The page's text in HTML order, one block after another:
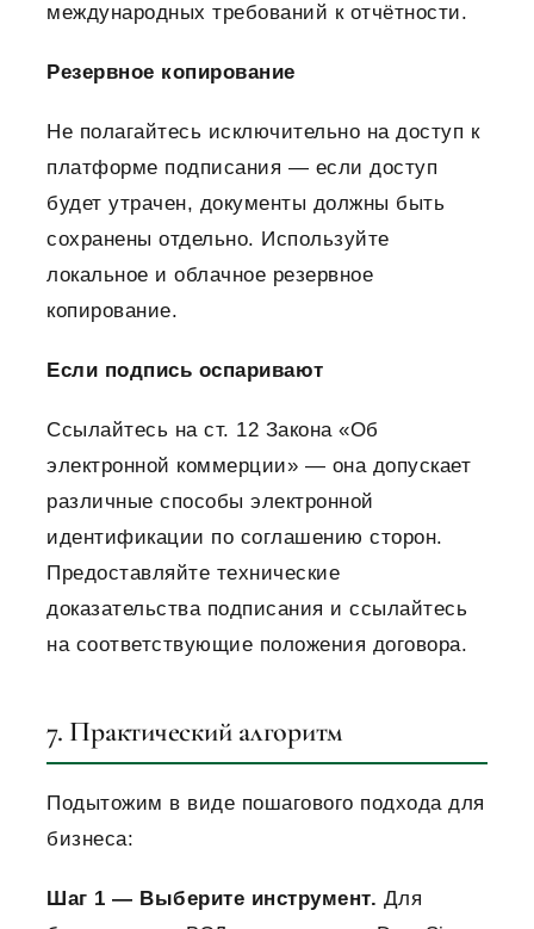
международных требований к отчётности.
Резервное копирование
Не полагайтесь исключительно на доступ к
платформе подписания — если доступ
будет утрачен, документы должны быть
сохранены отдельно. Используйте
локальное и облачное резервное
копирование.
Если подпись оспаривают
Ссылайтесь на ст. 12 Закона «Об
электронной коммерции» — она допускает
различные способы электронной
идентификации по соглашению сторон.
Предоставляйте технические
доказательства подписания и ссылайтесь
на соответствующие положения договора.
7. Практический алгоритм
Подытожим в виде пошагового подхода для
бизнеса:
Шаг 1 — Выберите инструмент. Для